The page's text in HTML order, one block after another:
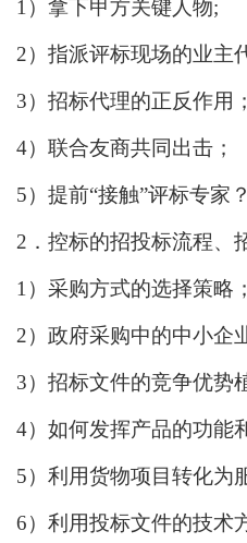
1）拿下甲方关键人物;
2）指派评标现场的业主
3）招标代理的正反作用；
4）联合友商共同出击；
5）提前“接触”评标专家？
2．控标的招投标流程、
1）采购方式的选择策略；
2）政府采购中的中小企
3）招标文件的竞争优势
4）如何发挥产品的功能
5）利用货物项目转化为
6）利用投标文件的技术